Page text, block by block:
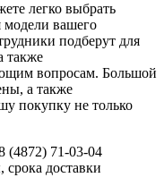
легко выбрать
вашего
подберут для
также
вопросам. Большой
а также
покупку не только
(4872) 71-03-04
доставки